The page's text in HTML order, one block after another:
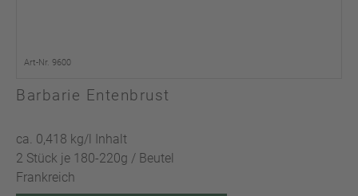
Art-Nr. 9600
Barbarie Entenbrust
ca. 0,418 kg/l Inhalt
2 Stück je 180-220g / Beutel
Frankreich